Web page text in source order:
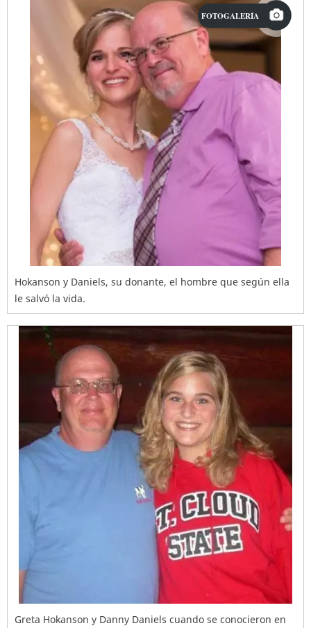
FOTOGALERÍA
Hokanson y Daniels, su donante, el hombre que según ella
le salvó la vida.
Greta Hokanson y Danny Daniels cuando se conocieron en